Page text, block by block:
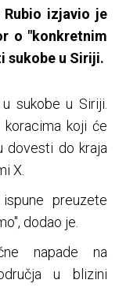
izjavio je
o "konkretnim
sukobe u Siriji.
sukobe u Siriji.
koji će
dovesti do kraja
X.
preuzete
dodao je.
napade na
u blizini